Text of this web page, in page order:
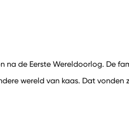
na de Eerste Wereldoorlog. De
wereld van kaas. Dat vonden